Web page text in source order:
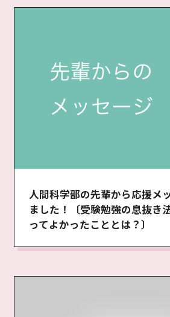
人間科学部の先輩から応援メ
ました！〔受験勉強の息抜き
ってよかったこととは？〕